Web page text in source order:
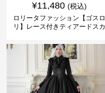
¥11,480 (税込)
ロリータファッション【ゴスロ
リ】レース付きティアードスカ